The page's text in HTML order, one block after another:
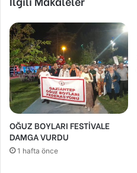
OĞUZ BOYLARI FESTİVALE
DAMGA VURDU
1 hafta önce